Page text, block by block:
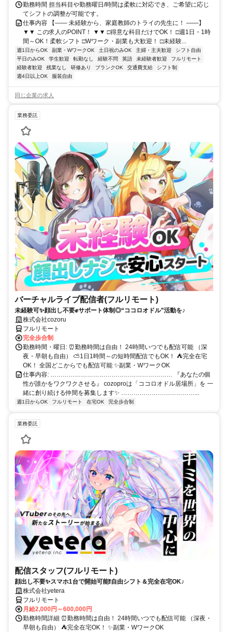
勤務時間 担当科目や勤務曜日/時間は柔軟に対応でき、ご希望に応じ
てシフトの調整が可能です。
仕事内容 【―― 未経験から、家庭教師のトライの先生に！ ――】
▼▼ この求人のPOINT！ ▼▼ □得意な科目だけでOK！ □週1日・1時
間～OK！柔軟シフト □Wワーク・副業も大歓迎！ □未経験...
週1日からOK 副業・WワークOK 土日祝のみOK 主婦・主夫歓迎
シフト自由
平日のみOK
学生歓迎 転勤なし 経験不問 英語 未経験者歓迎
フルリモート
経験者歓迎
残業なし 研修あり ブランクOK 交通費支給
シフト制
週4日以上OK
服装自由
同じ企業の求人
業務委託
バーチャルライブ配信者(フルリモート)
未経験可✨顔出し不要✊サポート体制◎“ココロオドル”活動を♪
株式会社cozoru
フルリモート
完全歩合制
勤務時間・曜日: ⏰勤務時間は自由！ 24時間いつでも配信可能 （深
夜・早朝も自由） ⛅1日1時間～の短時間配信でもOK！ ⛺完全在宅
OK！ 全国どこからでも配信可能 ✨副業・WワークOK
仕事内容: …………………………………………………… 『あなたの個
性が誰かをワクワクさせる』 cozoproは「ココロオドル居場所」を 一
緒に創り続ける仲間を募集します✨ ………………………………...
週1日からOK フルリモート 在宅OK 完全歩合制
業務委託
配信スタッフ(フルリモート)
顔出し不要✨スマホ1台で開始可能❗自由シフト＆完全在宅OK♪
株式会社yetera
フルリモート
月給2,000円～600,000円
勤務時間詳細 ⏰勤務時間は自由！ 24時間いつでも配信可能 （深夜・
早朝も自由） ⛺完全在宅OK！ ✨副業・WワークOK